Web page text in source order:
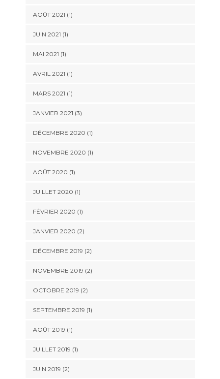
AOÛT 2021 (1)
JUIN 2021 (1)
MAI 2021 (1)
AVRIL 2021 (1)
MARS 2021 (1)
JANVIER 2021 (3)
DÉCEMBRE 2020 (1)
NOVEMBRE 2020 (1)
AOÛT 2020 (1)
JUILLET 2020 (1)
FÉVRIER 2020 (1)
JANVIER 2020 (2)
DÉCEMBRE 2019 (2)
NOVEMBRE 2019 (2)
OCTOBRE 2019 (2)
SEPTEMBRE 2019 (1)
AOÛT 2019 (1)
JUILLET 2019 (1)
JUIN 2019 (2)